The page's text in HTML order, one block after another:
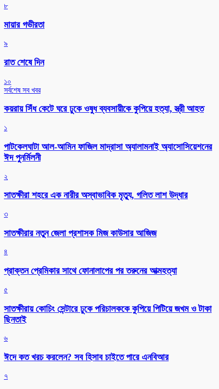
৮
মায়ার গভীরতা
৯
রাত শেষে দিন
১০
সর্বশেষ সব খবর
কয়রায় সিঁধ কেটে ঘরে ঢুকে ওষুধ ব্যবসায়ীকে কুপিয়ে হত্যা, স্ত্রী আহত
১
পাটকেলঘাটা আল-আমিন ফাজিল মাদ্রাসা অ্যালামনাই অ্যাসোসিয়েশনের
ঈদ পুনর্মিলনী
২
সাতক্ষীরা শহরে এক নারীর অস্বাভাবিক মৃত্যু, গলিত লাশ উদ্ধার
৩
সাতক্ষীরার নতুন জেলা প্রশাসক মিজ কাউসার আজিজ
৪
প্রাক্তন প্রেমিকার সাথে ফোনালাপের পর তরুনের আত্মহত্যা
৫
সাতক্ষীরায় কোচিং সেন্টারে ঢুকে পরিচালককে কুপিয়ে পিটিয়ে জখম ও টাকা
ছিনতাই
৬
ঈদে কত খরচ করলেন? সব হিসাব চাইতে পারে এনবিআর
৭